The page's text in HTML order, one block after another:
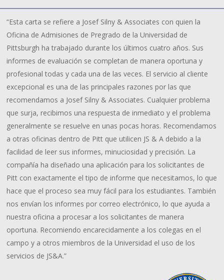
“Esta carta se refiere a Josef Silny & Associates con quien la
Oficina de Admisiones de Pregrado de la Universidad de
Pittsburgh ha trabajado durante los últimos cuatro años. Sus
informes de evaluación se completan de manera oportuna y
profesional todas y cada una de las veces. El servicio al cliente
excepcional es una de las principales razones por las que
recomendamos a Josef Silny & Associates. Cualquier problema
que surja, recibimos una respuesta de inmediato y el problema
generalmente se resuelve en unas pocas horas. Recomendamos
a otras oficinas dentro de Pitt que utilicen JS & A debido a la
facilidad de leer sus informes, minuciosidad y precisión. La
compañía ha diseñado una aplicación para los solicitantes de
Pitt con exactamente el tipo de informe que necesitamos, lo que
hace que el proceso sea muy fácil para los estudiantes. También
nos envían los informes por correo electrónico, lo que ayuda a
nuestra oficina a procesar a los solicitantes de manera
oportuna. Recomiendo encarecidamente a los colegas en el
campo y a otros miembros de la Universidad el uso de los
servicios de JS&A.”